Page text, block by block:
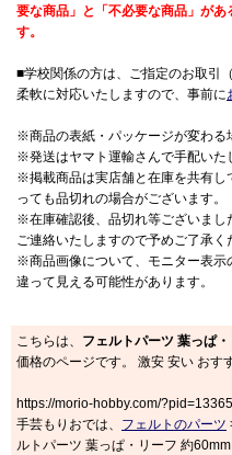
要な商品」と「不必要な商品」が
す。
■学校関係の方は、ご指定のお取引
柔軟に対応いたしますので、事前に
※商品の表紙・パッケージが変わる
※発送はヤマト運輸さんで手配いた
※掲載商品は実店舗と在庫を共有し
っても品切れの場合がございます。
※在庫確認後、品切れ等ございまし
ご連絡いたしますので予めご了承く
※商品画像について、モニター表示
違って見える可能性があります。
こちらは、 フェルトパーツ 葉っぱ
価格のページです。 激安 安い おす
https://morio-hobby.com/
手芸もりおでは、 フェルトのパーツ
ルトパーツ 葉っぱ・リーフ 約